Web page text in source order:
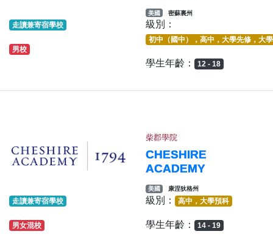
美國 密蘇裏州
走讀兼寄宿學校
男校
級別：
初中（國中），高中，大學先修，大
學生年齡： 12 - 18
柴郡學院
CHESHIRE
ACADEMY
美國 康涅狄格州
走讀兼寄宿學校
男女混校
級別： 高中，大學預科
學生年齡： 14 - 19